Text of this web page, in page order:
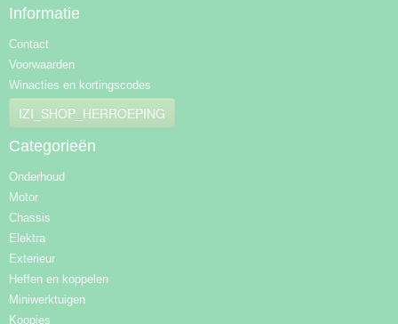
Informatie
Contact
Voorwaarden
Winacties en kortingscodes
IZI_SHOP_HERROEPING
Categorieën
Onderhoud
Motor
Chassis
Elektra
Exterieur
Heffen en koppelen
Miniwerktuigen
Koopjes